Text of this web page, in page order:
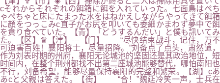
cそれからそれぞれの餌箱に餌を入れていった。七面鳥はぺち
ゃぺちゃと床にたまった水をはねかえしながらやってきて餌箱
に顔をつっこみc直子がお尻を叩いても委細かまわず夢中で餌
を貪り食べていた。【青】「どうするんだい」と僕も訊いてみ
た。【区】♛【津】┄【门】 “尽快结束战斗，记住，万不
可迫害百姓！襄阳将士，尽量招降。”刘备点了点头，肃然道，
作为刘表时期的州府，襄阳无论城池的坚固还是其政治地位，短
时间内，在整个荆州都找不出第二座城池能够替代，哪怕南阳也
不行，刘备希望，能够尽量保持襄阳的完整和繁荣。【湖】cあ
あcと父親は答えた。【街】 “合！”魏延冷笑一声，士兵在